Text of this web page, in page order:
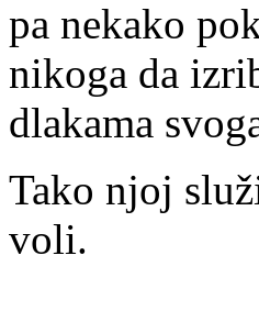
pa nekako
nikoga da
dlakama
Tako njoj
voli.